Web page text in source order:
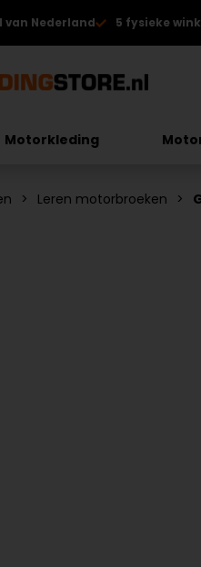
Nederland 5 fysieke
Motorkleding
Leren motorbroeken